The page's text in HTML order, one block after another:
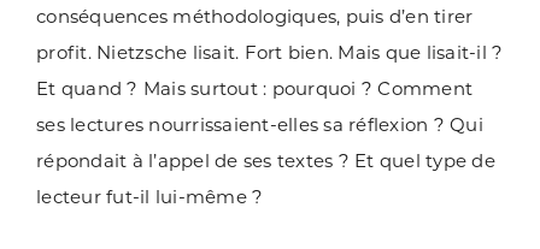
conséquences méthodologiques, puis d’en tirer
profit. Nietzsche lisait. Fort bien. Mais que lisait-il ?
Et quand ? Mais surtout : pourquoi ? Comment
ses lectures nourrissaient-elles sa réflexion ? Qui
répondait à l’appel de ses textes ? Et quel type de
lecteur fut-il lui-même ?